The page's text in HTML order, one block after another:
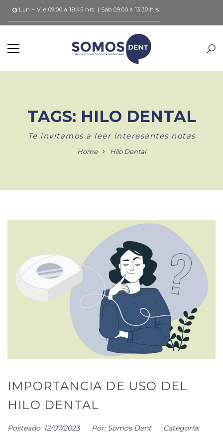
Lun – Vie 09:00 a 18:45 hrs. | Sab 09:00 a 13:30 hrs.
TAGS: HILO DENTAL
Te invitamos a leer interesantes notas
Home Hilo Dental
IMPORTANCIA DE USO DEL
HILO DENTAL
Posteado: 12/07/2023 Por: Somos Dent
Categoría: